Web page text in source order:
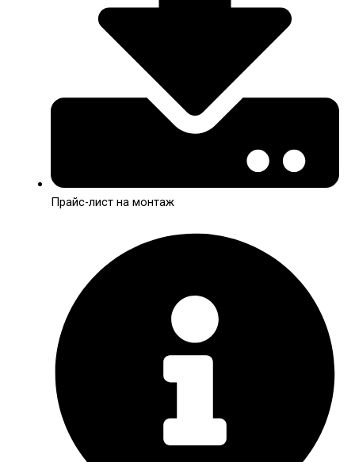
Прайс-лист на монтаж